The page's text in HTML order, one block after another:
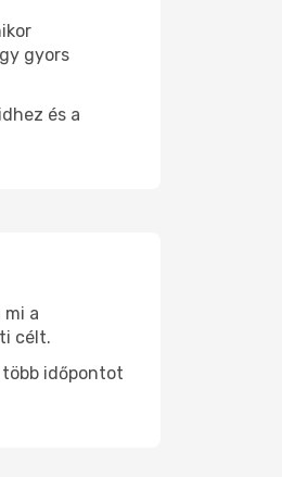
gyors
és a
a
célt.
több időpontot